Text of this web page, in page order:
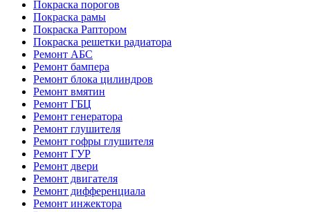
Покраска порогов
Покраска рамы
Покраска Раптором
Покраска решетки радиатора
Ремонт АБС
Ремонт бампера
Ремонт блока цилиндров
Ремонт вмятин
Ремонт ГБЦ
Ремонт генератора
Ремонт глушителя
Ремонт гофры глушителя
Ремонт ГУР
Ремонт двери
Ремонт двигателя
Ремонт дифференциала
Ремонт инжектора